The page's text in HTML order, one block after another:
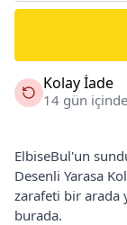
Kolay İade
14 gün
ElbiseBul'un
Desenli Yarasa
zarafeti bir arada
burada.